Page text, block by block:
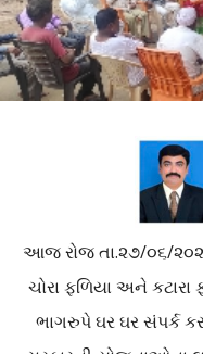
આજ રોજ તા.૨૭/૦૬/
ચોરા ફળિયા અને
ભાગરુપે ઘર ઘર સંપર્ક